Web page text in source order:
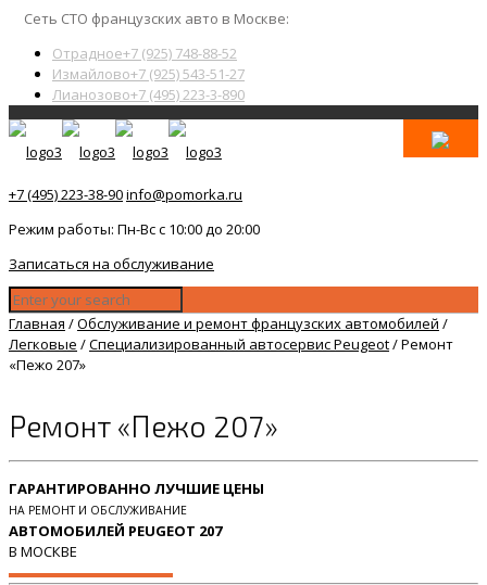
Сеть СТО французских авто в Москве:
Отрадное+7 (925) 748-88-52
Измайлово+7 (925) 543-51-27
Лианозово+7 (495) 223-3-890
+7 (495) 223-38-90info@pomorka.ru
Режим работы: Пн-Вс с 10:00 до 20:00
Записаться на обслуживание
Главная /Обслуживание и ремонт французских автомобилей /
Легковые /Специализированный автосервис Peugeot/Ремонт
«Пежо 207»
Ремонт «Пежо 207»
ГАРАНТИРОВАННО ЛУЧШИЕ ЦЕНЫ
НА РЕМОНТ И ОБСЛУЖИВАНИЕ
АВТОМОБИЛЕЙ PEUGEOT 207
В МОСКВЕ